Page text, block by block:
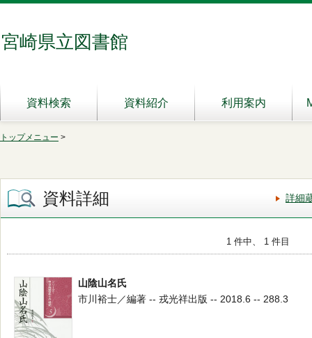
宮崎県立図書館
資料検索 資料紹介 利用案内
トップメニュー >
資料詳細 詳細
1 件中、 1 件目
山陰山名氏
市川裕士／編著 -- 戎光祥出版 -- 2018.6 -- 288.3